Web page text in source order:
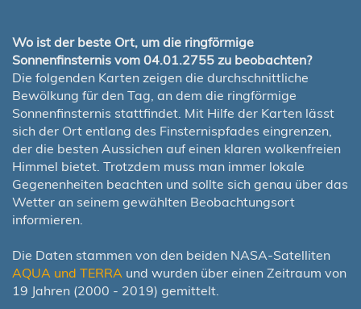
Wo ist der beste Ort, um die ringförmige
Sonnenfinsternis vom 04.01.2755 zu beobachten?
Die folgenden Karten zeigen die durchschnittliche
Bewölkung für den Tag, an dem die ringförmige
Sonnenfinsternis stattfindet. Mit Hilfe der Karten lässt
sich der Ort entlang des Finsternispfades eingrenzen,
der die besten Aussichen auf einen klaren wolkenfreien
Himmel bietet. Trotzdem muss man immer lokale
Gegenenheiten beachten und sollte sich genau über das
Wetter an seinem gewählten Beobachtungsort
informieren.
Die Daten stammen von den beiden NASA-Satelliten
AQUA und TERRA und wurden über einen Zeitraum von
19 Jahren (2000 - 2019) gemittelt.